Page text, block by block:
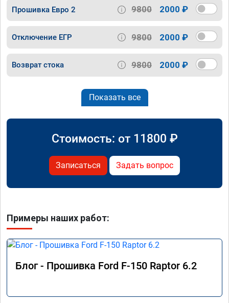
Прошивка Евро 2 9800 2000 ₽
Отключение ЕГР 9800 2000 ₽
Возврат стока 9800 2000 ₽
Показать все
Стоимость: от 11800 ₽
Записаться Задать вопрос
Примеры наших работ:
Блог - Прошивка Ford F-150 Raptor 6.2